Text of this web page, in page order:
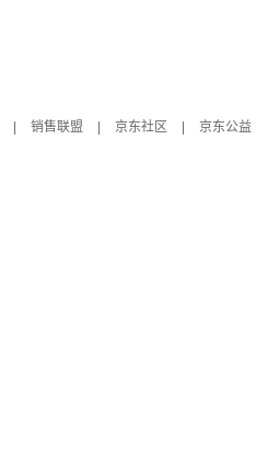
销售联盟 京东社区
京东公益